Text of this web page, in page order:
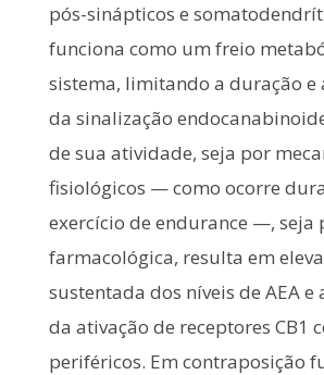
pós-sinápticos e
funciona como um freio
sistema, limitando a duração e
da sinalização
de sua atividade, seja por
fisiológicos — como ocorre
exercício de endurance —, seja
farmacológica, resulta em
sustentada dos níveis de AEA
da ativação de receptores CB1
periféricos. Em contraposição